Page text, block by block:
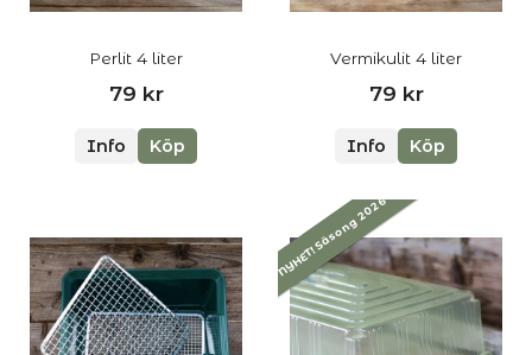
Perlit 4 liter
79 kr
Info Köp
Vermikulit 4 liter
79 kr
Info Köp
NYHET! Säsong 2026